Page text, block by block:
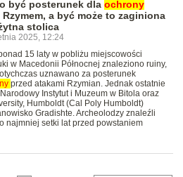
być posterunek dla ochrony
Rzymem, a być może to zaginiona
stolica
2025, 12:24
15 laty w pobliżu miejscowości
w Macedonii Północnej znaleziono ruiny,
uznawano za posterunek
przed atakami Rzymian. Jednak ostatnie
Instytut i Muzeum w Bitola oraz
Humboldt (Cal Poly Humboldt)
Gradishte. Archeolodzy znaleźli
najmniej setki lat przed powstaniem